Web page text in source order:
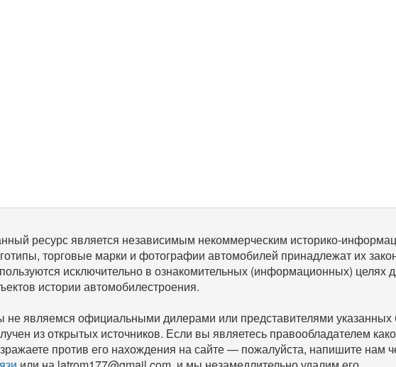
ресурс является независимым некоммерческим историко-
торговые марки и фотографии автомобилей принадлежат их
исключительно в ознакомительных (информационных) целях
истории автомобилестроения.
не являемся официальными дилерами или представителями указанных
из открытых источников. Если вы являетесь правообладателем
против его нахождения на сайте — пожалуйста, напишите нам